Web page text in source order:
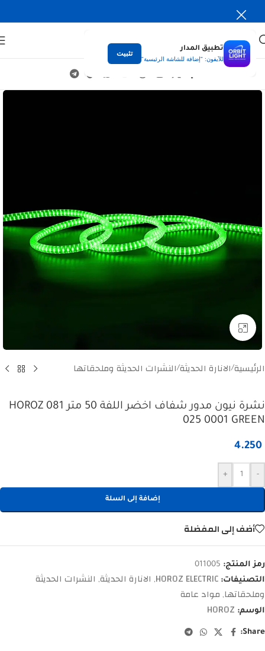
تطبيق المدار
للآيفون: "إضافة للشاشة الرئيسية"
تثبيت
Click to enlarge
الرئيسية/الانارة الحديثة/النشرات الحديثة وملحقاتها
نشرة نيون مدور شفاف اخضر اللفة 50 متر HOROZ 081
025 0001 GREEN
4.250
-
+
إضافة إلى السلة
أضف إلى المفضلة
رمز المنتج: 011005
التصنيفات: HOROZ ELECTRIC
, الانارة الحديثة, النشرات الحديثة
وملحقاتها, مواد عامة
الوسم: HOROZ
Share: